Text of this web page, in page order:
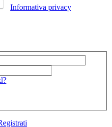
Informativa privacy